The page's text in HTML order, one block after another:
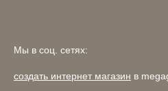
Мы в соц. сетях:
создать интернет магазин в